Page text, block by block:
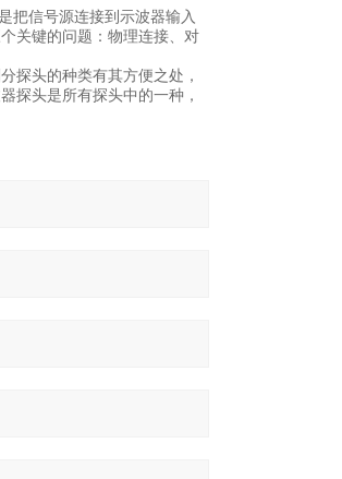
把信号源连接到示波器输入
关键的问题：物理连接、对
探头的种类有其方便之处，
探头是所有探头中的一种，